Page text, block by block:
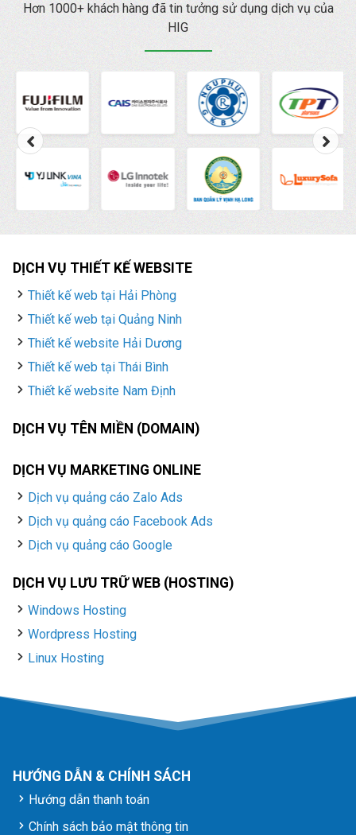
Hơn 1000+ khách hàng đã tin tưởng sử dụng dịch vụ của
HIG
DỊCH VỤ THIẾT KẾ WEBSITE
Thiết kế web tại Hải Phòng
Thiết kế web tại Quảng Ninh
Thiết kế website Hải Dương
Thiết kế web tại Thái Bình
Thiết kế website Nam Định
DỊCH VỤ TÊN MIỀN (DOMAIN)
DỊCH VỤ MARKETING ONLINE
Dịch vụ quảng cáo Zalo Ads
Dịch vụ quảng cáo Facebook Ads
Dịch vụ quảng cáo Google
DỊCH VỤ LƯU TRỮ WEB (HOSTING)
Windows Hosting
Wordpress Hosting
Linux Hosting
HƯỚNG DẪN & CHÍNH SÁCH
Hướng dẫn thanh toán
Chính sách bảo mật thông tin